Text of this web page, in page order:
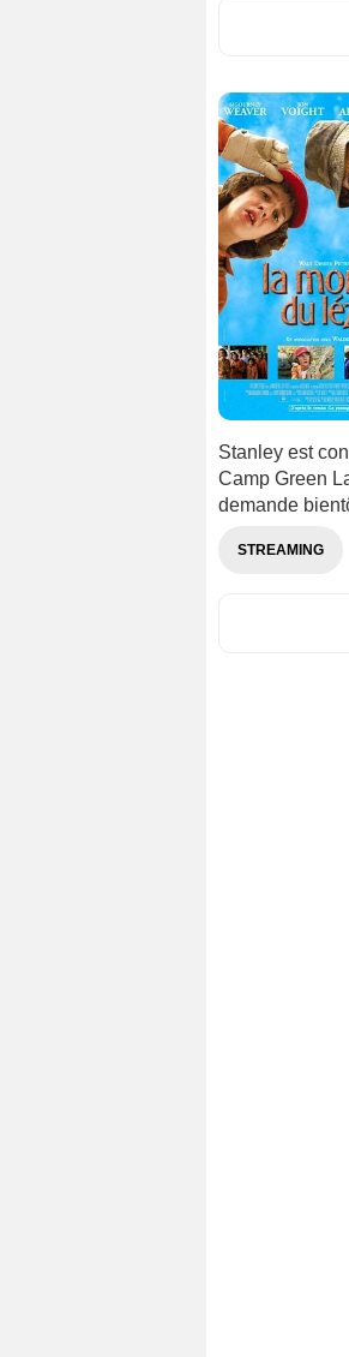
Stanley est
Camp Green
demande
STREAMING